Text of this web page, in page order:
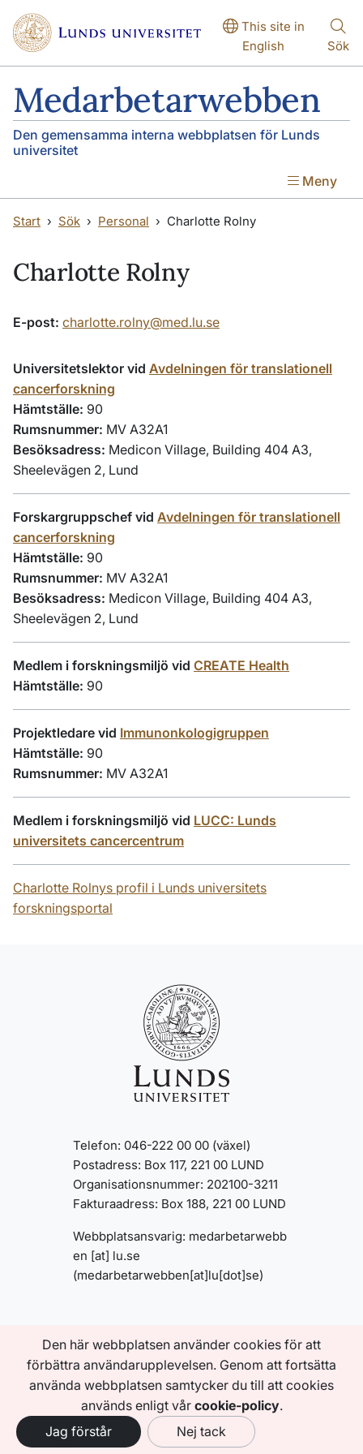
Den här webbplatsen använder cookies för att
förbättra användarupplevelsen. Genom att fortsätta
använda webbplatsen samtycker du till att cookies
används enligt vår cookie-policy.
Jag förstår
Nej tack
Hoppa till huvudinnehåll
Hoppa till huvudinnehåll
This site in
English
Sök
Medarbetarwebben
Den gemensamma interna webbplatsen för Lunds
universitet
Meny
Start Sök Personal Charlotte Rolny
Charlotte Rolny
E-post: charlotte.rolny@med.lu.se
Universitetslektor vid Avdelningen för translationell
cancerforskning
Hämtställe: 90
Rumsnummer: MV A32A1
Besöksadress: Medicon Village, Building 404 A3,
Sheelevägen 2, Lund
Forskargruppschef vid Avdelningen för translationell
cancerforskning
Hämtställe: 90
Rumsnummer: MV A32A1
Besöksadress: Medicon Village, Building 404 A3,
Sheelevägen 2, Lund
Medlem i forskningsmiljö vid CREATE Health
Hämtställe: 90
Projektledare vid Immunonkologigruppen
Hämtställe: 90
Rumsnummer: MV A32A1
Medlem i forskningsmiljö vid LUCC: Lunds
universitets cancercentrum
Charlotte Rolnys profil i Lunds universitets
forskningsportal
Telefon: 046-222 00 00 (växel)
Postadress: Box 117, 221 00 LUND
Organisationsnummer: 202100-3211
Fakturaadress: Box 188, 221 00 LUND
Webbplatsansvarig: medarbetarwebb
en [at] lu.se
(medarbetarwebben[at]lu[dot]se)
MEDARBETARWEBBEN
Om den här webbplatsen
Tillgänglighetsredogörelse
Behandling av personuppgifter